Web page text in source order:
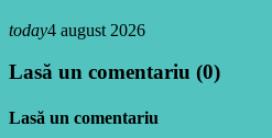
today4 august 2026
Lasă un comentariu (0)
Lasă un comentariu